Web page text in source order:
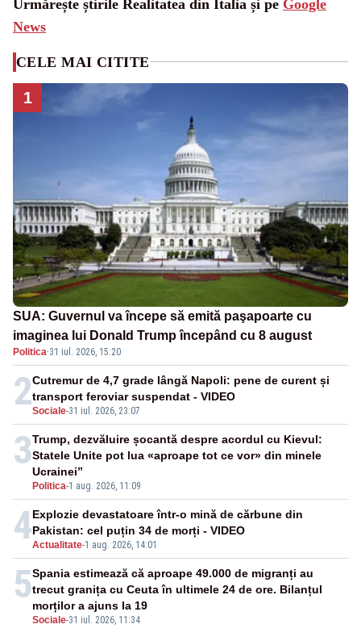
Urmărește știrile Realitatea din Italia și pe Google
News
CELE MAI CITITE
1
SUA: Guvernul va începe să emită paşapoarte cu
imaginea lui Donald Trump începând cu 8 august
Politica·31 iul. 2026, 15:20
2Sociale-31 iul. 2026, 23:07
Cutremur de 4,7 grade lângă Napoli: pene de curent și
transport feroviar suspendat - VIDEO
3
Politica-1 aug. 2026, 11:09
Trump, dezvăluire șocantă despre acordul cu Kievul:
Statele Unite pot lua «aproape tot ce vor» din minele
Ucrainei”
4Actualitate-1 aug. 2026, 14:01
Explozie devastatoare într-o mină de cărbune din
Pakistan: cel puțin 34 de morți - VIDEO
5
Sociale-31 iul. 2026, 11:34
Spania estimează că aproape 49.000 de migranți au
trecut granița cu Ceuta în ultimele 24 de ore. Bilanțul
morților a ajuns la 19